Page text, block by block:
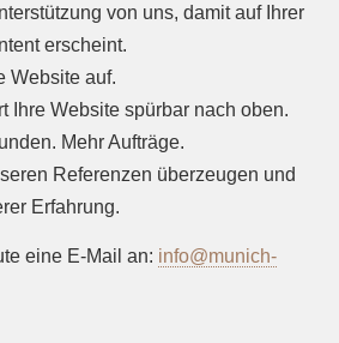
von uns, damit auf Ihrer
erscheint.
Website auf.
Ihre Website spürbar nach oben.
Mehr Aufträge.
Referenzen überzeugen und
Erfahrung.
eine E-Mail an: info@munich-